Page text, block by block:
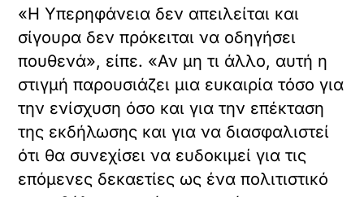
«Η Υπερηφάνεια δεν απειλείται και
σίγουρα δεν πρόκειται να οδηγήσει
πουθενά», είπε. «Αν μη τι άλλο, αυτή η
στιγμή παρουσιάζει μια ευκαιρία τόσο για
την ενίσχυση όσο και για την επέκταση
της εκδήλωσης και για να διασφαλιστεί
ότι θα συνεχίσει να ευδοκιμεί για τις
επόμενες δεκαετίες ως ένα πολιτιστικό